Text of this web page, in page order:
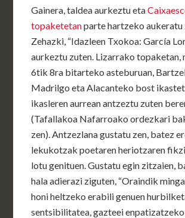
Gainera, taldea aurkeztu eta
topaketetanparte hartzeko aukeratu
Zehazki, “Idazleen Txokoa: García
aurkeztu zuten. Lizarrako topaketan,
6tik 8ra bitarteko asteburuan,
Madrilgo eta Alacanteko bost
ikasleren aurrean antzeztu zuten
(Tafallakoa Nafarroako ordezkari
zen). Antzezlana gustatu zen, batez
lekukotzak poetaren heriotzaren
lotu genituen. Gustatu egin zitzaien,
hala adierazi ziguten, “Oraindik
honi heltzeko erabili genuen
sentsibilitatea, gazteei